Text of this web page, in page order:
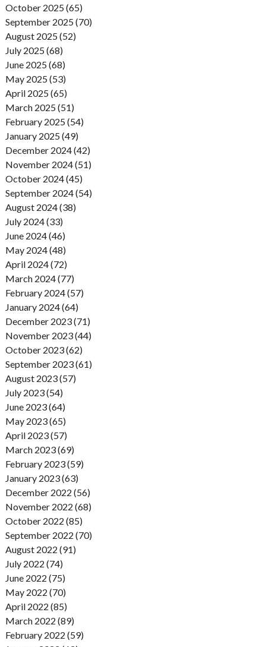
October 2025 (65)
September 2025 (70)
August 2025 (52)
July 2025 (68)
June 2025 (68)
May 2025 (53)
April 2025 (65)
March 2025 (51)
February 2025 (54)
January 2025 (49)
December 2024 (42)
November 2024 (51)
October 2024 (45)
September 2024 (54)
August 2024 (38)
July 2024 (33)
June 2024 (46)
May 2024 (48)
April 2024 (72)
March 2024 (77)
February 2024 (57)
January 2024 (64)
December 2023 (71)
November 2023 (44)
October 2023 (62)
September 2023 (61)
August 2023 (57)
July 2023 (54)
June 2023 (64)
May 2023 (65)
April 2023 (57)
March 2023 (69)
February 2023 (59)
January 2023 (63)
December 2022 (56)
November 2022 (68)
October 2022 (85)
September 2022 (70)
August 2022 (91)
July 2022 (74)
June 2022 (75)
May 2022 (70)
April 2022 (85)
March 2022 (89)
February 2022 (59)